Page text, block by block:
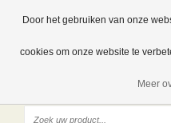
NL
EUR
Door het gebruiken van onze
cookies om onze website te
Meer